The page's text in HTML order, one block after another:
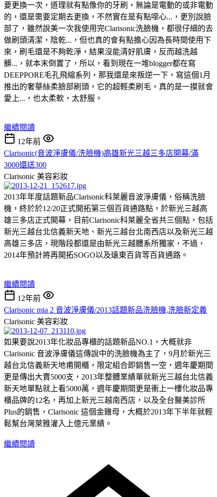
要更換一次，道理就有點像你的牙刷，無論是電動的或非電動
的，還是需要定期去更換，不然實在是有點噁心...，更別說臉
部了，雖然說美一次我使用完Clarisonic洗臉機，都很仔細的去
做刷頭清潔，陰乾...，但也真的會有點擔心因為長時間使用下
來，刷毛還是不夠乾淨，結果沒能清好肌膚，反而越洗越
髒...，就本末倒置了，所以，看到現在一堆blogger都在寫
DEEPPORE毛孔飛縮系列，那我還是來叛逆一下，寫這個1月
推出的奢華絲柔臉部刷頭，它的超輕柔刷毛，真的是一摸就會
愛上...，也太柔軟，太舒服。
繼續閱讀
12年前
Clarisonic(音波淨膚儀/洗臉機)高雄新光三越三多店開幕/滿
3000還送300
Clarisonic 美容彩妝
2013年年度話題新品Clarisonic科萊麗音波淨膚儀，俗稱洗臉
機，終於於12/20正式開拓第三個百貨通路點，於新光三越高
雄三多店正式開幕，目前Clarisonic科萊麗全省共三個點，包括
新光三越台北信義新天地、新光三越台北南西店以及新光三越
高雄三多店，現階段都還是由新光三越體系所獨家，不過，
2014年預計將再開拓SOGO以及遠東百貨等百貨通路。
繼續閱讀
12年前
Clarisonic mia 2 音波淨膚儀/2013話題新品洗臉機,洗臉新定義
Clarisonic 美容彩妝
如果要說2013年化妝品專櫃的話題新品NO.1，大概就非
Clarisonic 音波淨膚儀這傳說中的洗臉機為主了，9月於新光三
越台北信義新天地甫開櫃，限定組合即銷售一空，週年慶期間
更是傳出大賣5000支，2013年整體業績單就新光三越台北信義
新天地單點就上看5000萬，週年慶期間更是衝上一樓化妝品專
櫃品牌的12名，再加上新光三越南西店，以及全台醫美診所
Plus的銷售，Clarisonic 這個金雞母，大概於2013年下半年就輕
鬆幫台灣萊雅灌入上億元業績。
繼續閱讀